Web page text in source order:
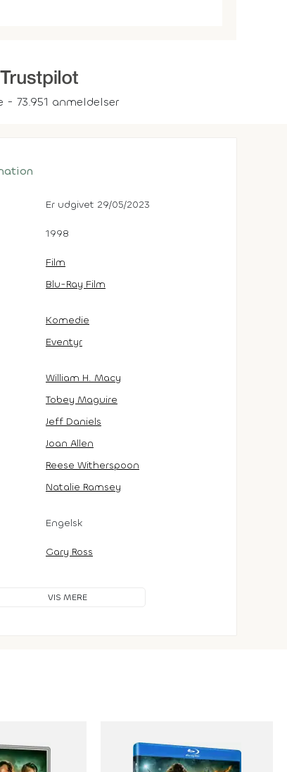
- 73.951 anmeldelser
Er udgivet 29/05/2023
1998
Film
Blu-Ray Film
Komedie
Eventyr
William H. Macy
Tobey Maguire
Jeff Daniels
Joan Allen
Reese Witherspoon
Natalie Ramsey
Engelsk
Gary Ross
VIS MERE